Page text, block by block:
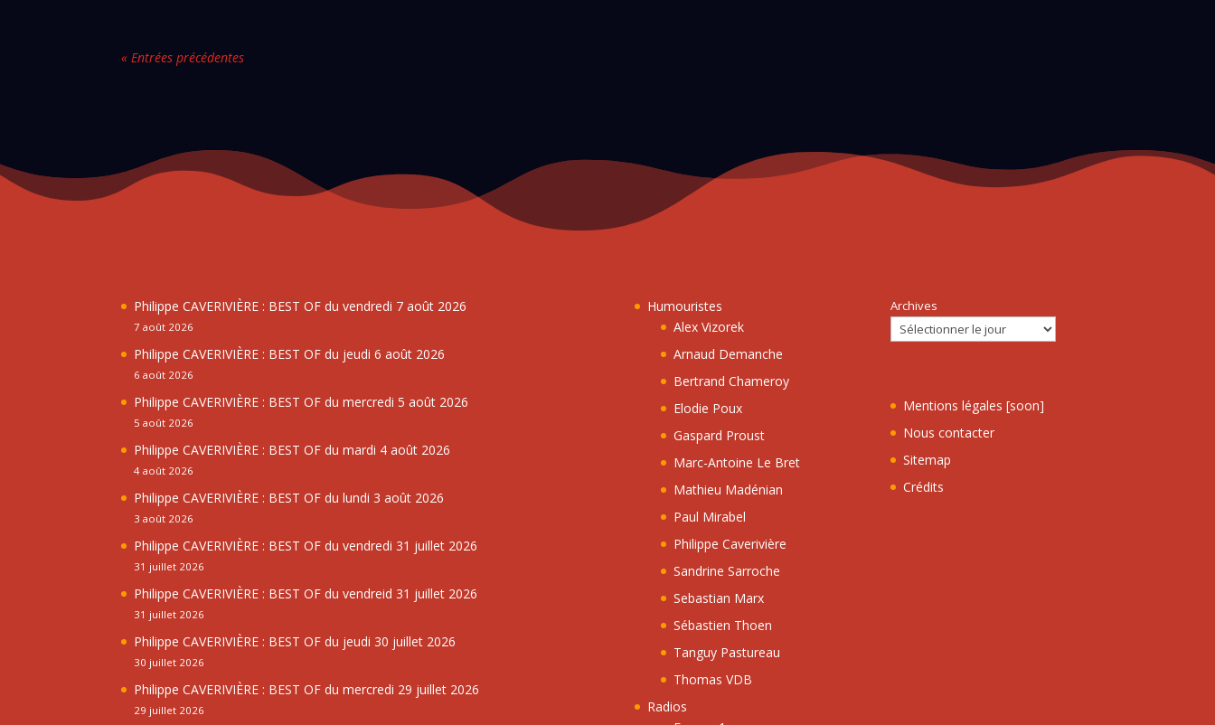
« Entrées précédentes
Philippe CAVERIVIÈRE : BEST OF du vendredi 7 août 2026
7 août 2026
Philippe CAVERIVIÈRE : BEST OF du jeudi 6 août 2026
6 août 2026
Philippe CAVERIVIÈRE : BEST OF du mercredi 5 août 2026
5 août 2026
Philippe CAVERIVIÈRE : BEST OF du mardi 4 août 2026
4 août 2026
Philippe CAVERIVIÈRE : BEST OF du lundi 3 août 2026
3 août 2026
Philippe CAVERIVIÈRE : BEST OF du vendredi 31 juillet 2026
31 juillet 2026
Philippe CAVERIVIÈRE : BEST OF du vendreid 31 juillet 2026
31 juillet 2026
Philippe CAVERIVIÈRE : BEST OF du jeudi 30 juillet 2026
30 juillet 2026
Philippe CAVERIVIÈRE : BEST OF du mercredi 29 juillet 2026
29 juillet 2026
Humouristes
Alex Vizorek
Arnaud Demanche
Bertrand Chameroy
Elodie Poux
Gaspard Proust
Marc-Antoine Le Bret
Mathieu Madénian
Paul Mirabel
Philippe Caverivière
Sandrine Sarroche
Sebastian Marx
Sébastien Thoen
Tanguy Pastureau
Thomas VDB
Radios
Archives
Mentions légales [soon]
Nous contacter
Sitemap
Crédits